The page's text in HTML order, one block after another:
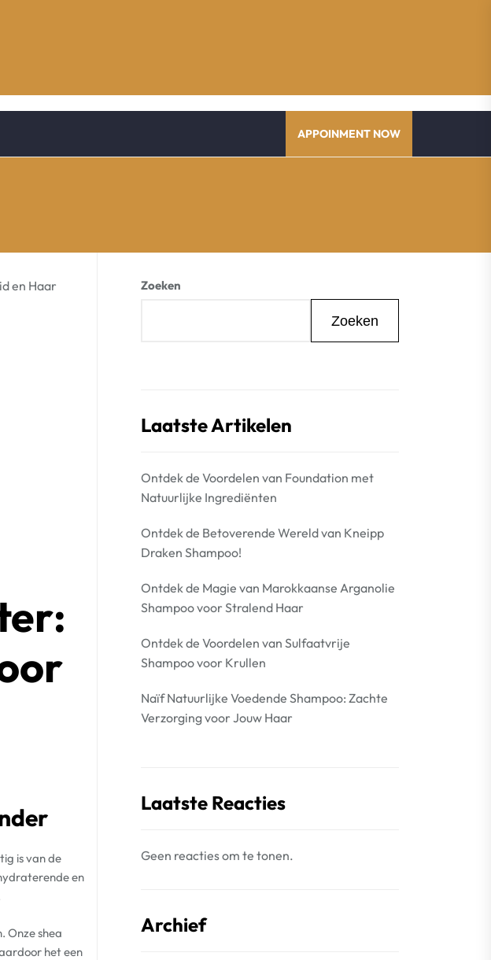
APPOINMENT NOW
en Haar
is van de
en
Onze shea
het een
Zoeken
Zoeken
Laatste Artikelen
Ontdek de Voordelen van Foundation met
Natuurlijke Ingrediënten
Ontdek de Betoverende Wereld van Kneipp
Draken Shampoo!
Ontdek de Magie van Marokkaanse Arganolie
Shampoo voor Stralend Haar
Ontdek de Voordelen van Sulfaatvrije
Shampoo voor Krullen
Naïf Natuurlijke Voedende Shampoo: Zachte
Verzorging voor Jouw Haar
Laatste Reacties
Geen reacties om te tonen.
Archief